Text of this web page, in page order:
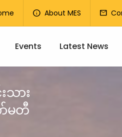
Menu
info About MES mail
Events Latest News
သား
မတီ